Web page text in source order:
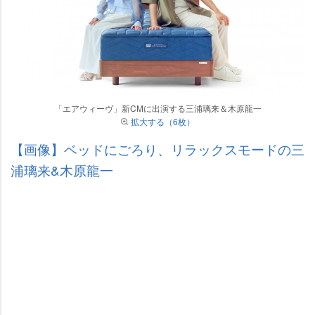
「エアウィーヴ」新CMに出演する三浦璃来＆木原龍一
拡大する（6枚）
【画像】ベッドにごろり、リラックスモードの三
浦璃来&木原龍一